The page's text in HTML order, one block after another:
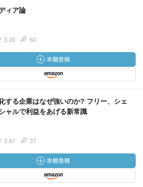
国のあり方を根本から覆してしまうよ
型
り方を踏襲しつつもそのなかにブロッ
り入れて共存、発展させていく、ソフ
るものがコンソーシアム型と分類でき
より何がもたらされるか
もの
く、ユーザー自身がプライバシーを所
きるようにすること
するために、ブロックチェーンが注目
Know Your Customer：顧客本人の身元
なりうるためFintechで注目されている
業の強み＝与信反社チェック＝信用が
ィア論
3.30 60
する企業はなぜ強いのか? フリー、シェ
ャルで利益をあげる新常識
3.47 37